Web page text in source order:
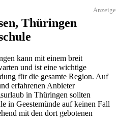
Anzeige
Thüringen
kann mit einem breit
und ist eine wichtige
für die gesamte Region. Auf
erfahrenen Anbieter
in Thüringen sollten
in Geestemünde auf keinen Fall
mit den dort gebotenen